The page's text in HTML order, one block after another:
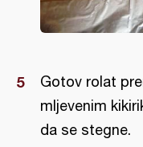
Gotov rolat
mljevenim
da se stegne.